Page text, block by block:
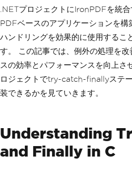
.NETプロジェクトにIronPDFを統
PDFベースのアプリケーションを構
ハンドリングを効果的に使用するこ
す。 この記事では、例外の処理を
スの効率とパフォーマンスを向上
ロジェクトでtry-catch-finallyステ
装できるかを見ていきます。
Understanding
and Finally in C